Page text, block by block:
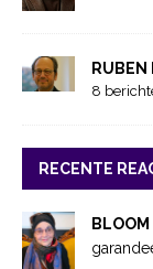
RUBEN
8
RECENTE
BLOOM